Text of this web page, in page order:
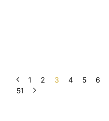
1 2 3 4 5 6
51